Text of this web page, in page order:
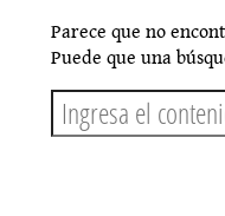
Parece que no
Puede que una